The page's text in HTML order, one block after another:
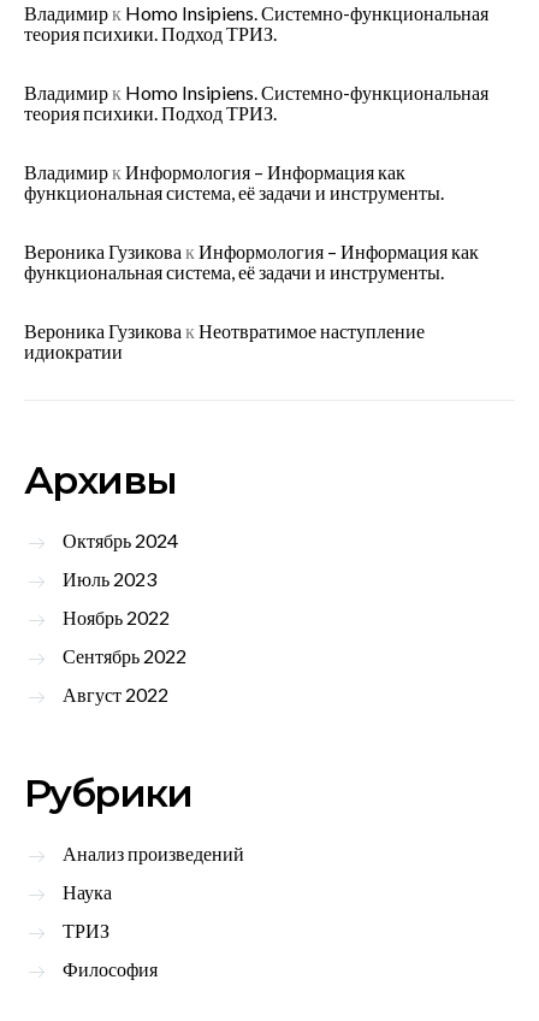
Владимирк Homo Insipiens. Системно-функциональная
теория психики. Подход ТРИЗ.
Владимирк Homo Insipiens. Системно-функциональная
теория психики. Подход ТРИЗ.
Владимирк Информология – Информация как
функциональная система, её задачи и инструменты.
Вероника Гузикова к Информология – Информация как
функциональная система, её задачи и инструменты.
Вероника Гузикова к Неотвратимое наступление
идиократии
Архивы
Октябрь 2024
Июль 2023
Ноябрь 2022
Сентябрь 2022
Август 2022
Рубрики
Анализ произведений
Наука
ТРИЗ
Философия